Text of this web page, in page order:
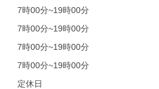
7時00分~19時00分
7時00分~19時00分
7時00分~19時00分
7時00分~19時00分
定休日